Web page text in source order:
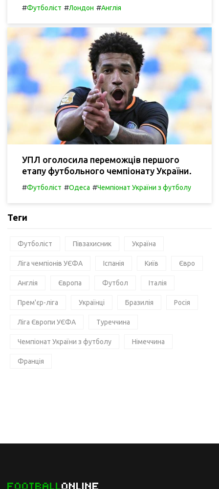
#Футболіст #Лондон #Англія
УПЛ оголосила переможців першого
етапу футбольного чемпіонату України.
#Футболіст #Одеса #Чемпіонат України з футболу
Теги
Футболіст Півзахисник Україна
Ліга чемпіонів УЄФА Іспанія Київ Євро
Англія Європа Футбол Італія
Прем'єр-ліга Українці Бразилія Росія
Ліга Європи УЄФА Туреччина
Чемпіонат України з футболу Німеччина
Франція
FOOTBALLONLINE